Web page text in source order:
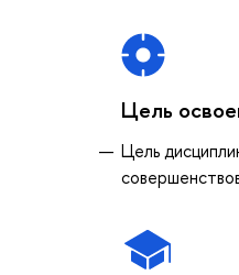
Цель
Цель